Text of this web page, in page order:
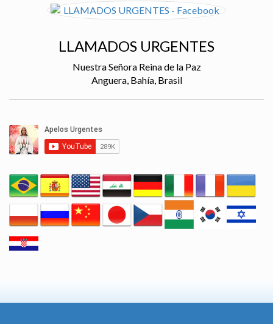
LLAMADOS URGENTES
Nuestra Señora Reina de la Paz
Anguera, Bahía, Brasil